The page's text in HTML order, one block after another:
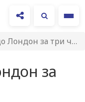
за три часа? Скоро!
за